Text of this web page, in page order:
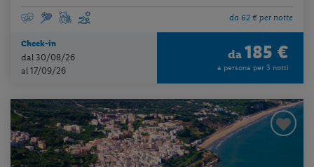
da 62 € per notte
Check-in
dal 30/08/26
al 17/09/26
da 185 €
a persona per 3 notti